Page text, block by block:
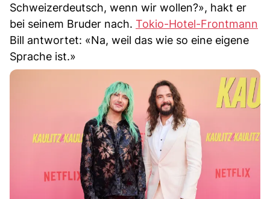
Schweizerdeutsch, wenn wir wollen?», hakt er
bei seinem Bruder nach. Tokio-Hotel-Frontmann
Bill antwortet: «Na, weil das wie so eine eigene
Sprache ist.»